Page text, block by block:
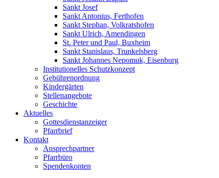
Sankt Josef
Sankt Antonius, Ferthofen
Sankt Stephan, Volkratshofen
Sankt Ulrich, Amendingen
St. Peter und Paul, Buxheim
Sankt Stanislaus, Trunkelsberg
Sankt Johannes Nepomuk, Eisenburg
Institutionelles Schutzkonzept
Gebührenordnung
Kindergärten
Stellenangebote
Geschichte
Aktuelles
Gottesdienstanzeiger
Pfarrbrief
Kontakt
Ansprechpartner
Pfarrbüro
Spendenkonten